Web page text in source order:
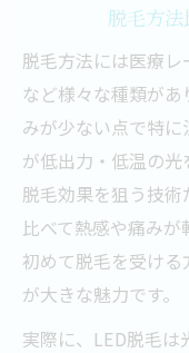
脱毛方
脱毛方法には医療
など様々な種類が
みが少ない点で特
が低出力・低温の
脱毛効果を狙う技
比べて熱感や痛み
初めて脱毛を受け
が大きな魅力です。
実際に、LED脱毛は